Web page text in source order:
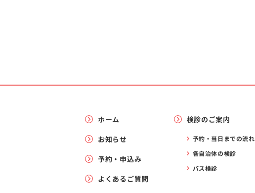
ホーム
お知らせ
予約・申込み
よくあるご質問
検診のご案内
予約・当日までの流れ
各自治体の検診
バス検診